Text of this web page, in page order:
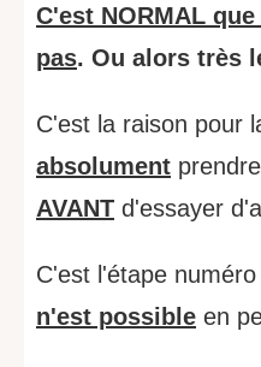
C'est NORMAL
pas. Ou alors très
C'est la raison pour
absolument
AVANT d'essayer
C'est l'étape
n'est possible en